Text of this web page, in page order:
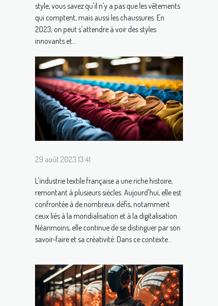
style, vous savez qu'il n'y a pas que les vêtements
qui comptent, mais aussi les chaussures. En
2023, on peut s'attendre à voir des styles
innovants et...
29 août 2023 13:41
L'industrie textile française a une riche histoire,
remontant à plusieurs siècles. Aujourd'hui, elle est
confrontée à de nombreux défis, notamment
ceux liés à la mondialisation et à la digitalisation.
Néanmoins, elle continue de se distinguer par son
savoir-faire et sa créativité. Dans ce contexte...